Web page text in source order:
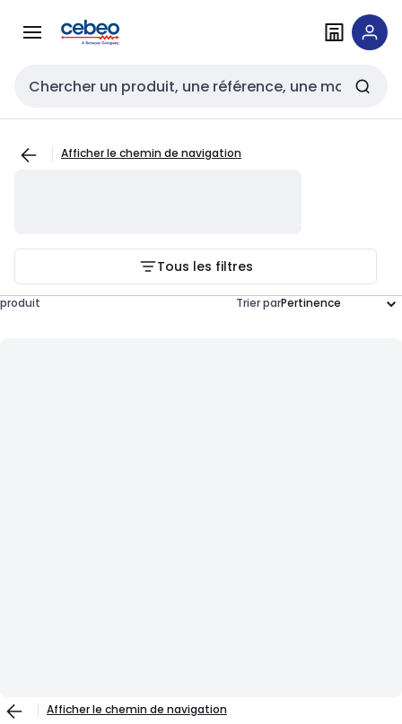
navigationau
Entrée de recherche
Afficher le chemin de navigation
Tous les filtres
produit Trier par
Afficher le chemin de navigation